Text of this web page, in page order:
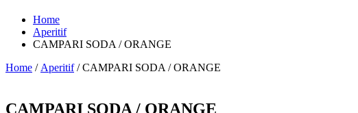
Home
Aperitif
CAMPARI SODA / ORANGE
Home / Aperitif/ CAMPARI SODA / ORANGE
CAMPARI SODA / ORANGE